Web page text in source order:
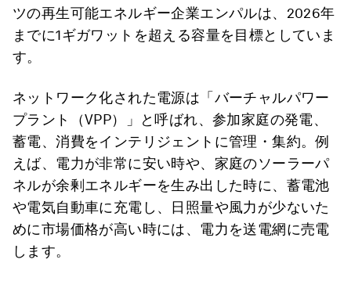
ツの再生可能エネルギー企業エンパルは、2026年
までに1ギガワットを超える容量を目標としていま
す。
ネットワーク化された電源は「バーチャルパワー
プラント（VPP）」と呼ばれ、参加家庭の発電、
蓄電、消費をインテリジェントに管理・集約。例
えば、電力が非常に安い時や、家庭のソーラーパ
ネルが余剰エネルギーを生み出した時に、蓄電池
や電気自動車に充電し、日照量や風力が少ないた
めに市場価格が高い時には、電力を送電網に売電
します。